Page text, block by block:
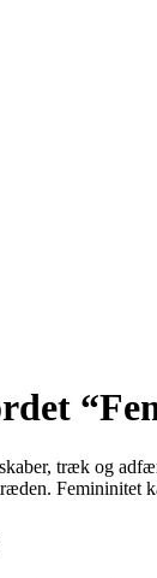
træk og
Femininitet